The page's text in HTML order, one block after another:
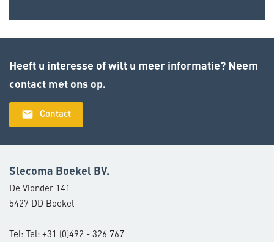
Heeft u interesse of wilt u meer informatie? Neem
contact met ons op.
email Contact
Slecoma Boekel BV.
De Vlonder 141
5427 DD Boekel
Tel: Tel: +31 (0)492 - 326 767